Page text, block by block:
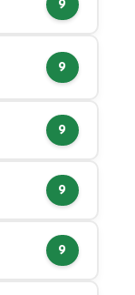
9
9
9
9
9